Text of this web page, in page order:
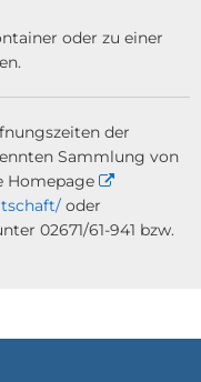
oder zu einer
der
Sammlung von
Homepage
oder
02671/61-941 bzw.